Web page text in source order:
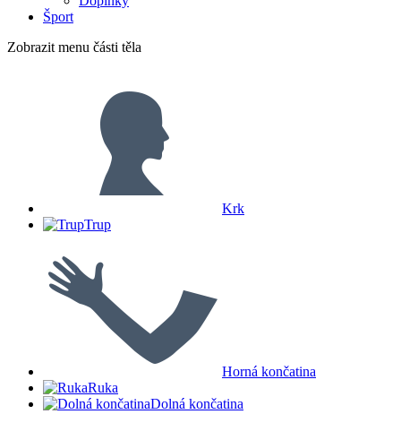
Šport
Zobrazit menu části těla
Krk
Trup
Horná končatina
Ruka
Dolná končatina